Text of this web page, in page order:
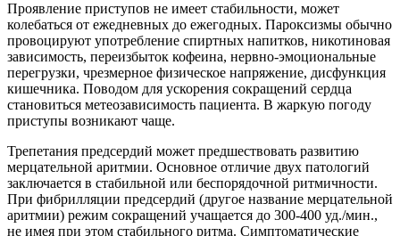
Проявление приступов не имеет стабильности, может
колебаться от ежедневных до ежегодных. Пароксизмы обычно
провоцируют употребление спиртных напитков, никотиновая
зависимость, переизбыток кофеина, нервно-эмоциональные
перегрузки, чрезмерное физическое напряжение, дисфункция
кишечника. Поводом для ускорения сокращений сердца
становиться метеозависимость пациента. В жаркую погоду
приступы возникают чаще.
Трепетания предсердий может предшествовать развитию
мерцательной аритмии. Основное отличие двух патологий
заключается в стабильной или беспорядочной ритмичности.
При фибрилляции предсердий (другое название мерцательной
аритмии) режим сокращений учащается до 300-400 уд./мин.,
не имея при этом стабильного ритма. Симптоматические